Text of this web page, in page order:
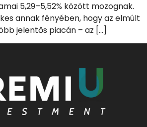
5,29–5,52% között mozognak.
annak fényében, hogy az elmúlt
jelentős piacán – az […]